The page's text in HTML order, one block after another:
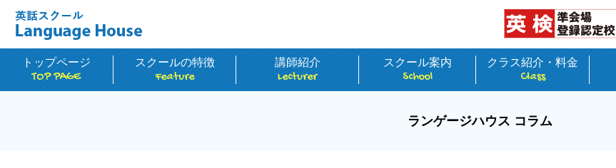
トップページ
TOP PAGE
スクールの特徴
Feature
講師紹介
Lecturer
スクール案内
School
クラス紹介・料金
Class
ランゲージハウス コラム